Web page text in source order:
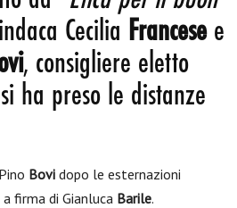
Cecilia Francesee
, consigliere eletto
ha preso le distanze
Bovi dopo le esternazioni
firma di Gianluca Barile.